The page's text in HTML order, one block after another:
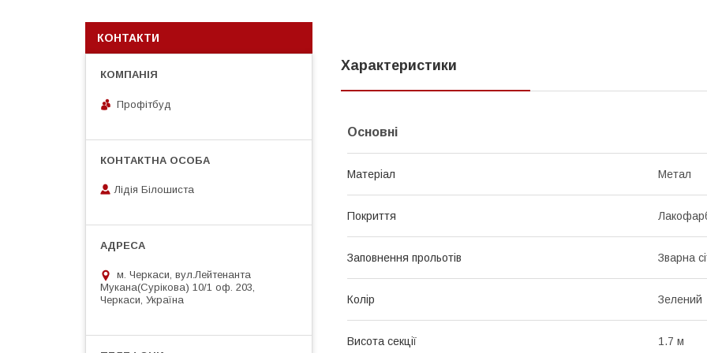
Характеристики
Основні
Матеріал Метал
Покриття
Заповнення прольотів Зварна
Колір Зелений
Висота секції 1.7 м
КОНТАКТИ
Профітбуд
Лідія Білошиста
м. Черкаси, вул.Лейтенанта
Мукана(Сурікова) 10/1 оф. 203,
Черкаси, Україна